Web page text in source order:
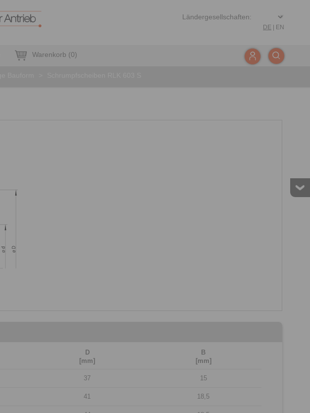
DE EN
Warenkorb (0)
D
[mm]
B
[mm]
37 15
41 18,5